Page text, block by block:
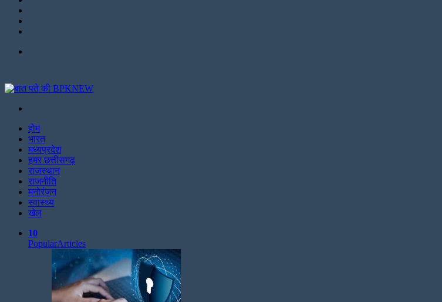
होम
भारत
मध्यप्रदेश
हमर छत्तीसगढ़
राजस्थान
राजनीति
मनोरंजन
स्वास्थ्य
खेल
10
PopularArticles